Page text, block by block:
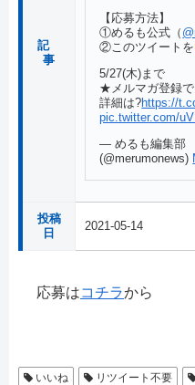
記
事
【応募方法】
①めるも公式（
②このツイートを
5/27(木)まで
★メルマガ登録
詳細は?https://
pic.twitter.com/
— めるも編集部
(@merumonews)
投稿
日
2021-05-14
応募はコチラから
いいね リツイート不要